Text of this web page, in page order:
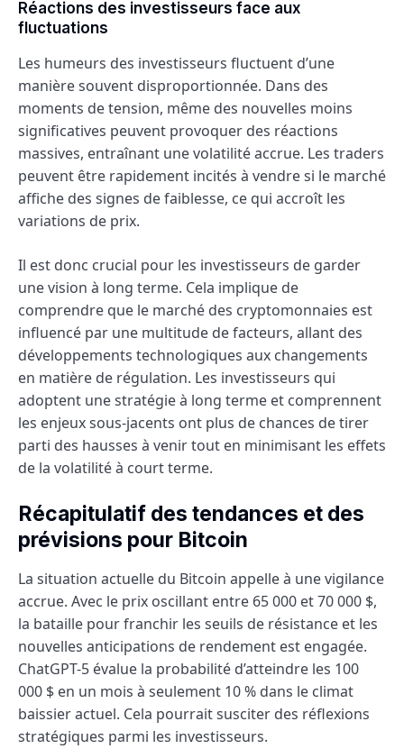
Réactions des investisseurs face aux
fluctuations
Les humeurs des investisseurs fluctuent d’une
manière souvent disproportionnée. Dans des
moments de tension, même des nouvelles moins
significatives peuvent provoquer des réactions
massives, entraînant une volatilité accrue. Les traders
peuvent être rapidement incités à vendre si le marché
affiche des signes de faiblesse, ce qui accroît les
variations de prix.
Il est donc crucial pour les investisseurs de garder
une vision à long terme. Cela implique de
comprendre que le marché des cryptomonnaies est
influencé par une multitude de facteurs, allant des
développements technologiques aux changements
en matière de régulation. Les investisseurs qui
adoptent une stratégie à long terme et comprennent
les enjeux sous-jacents ont plus de chances de tirer
parti des hausses à venir tout en minimisant les effets
de la volatilité à court terme.
Récapitulatif des tendances et des
prévisions pour Bitcoin
La situation actuelle du Bitcoin appelle à une vigilance
accrue. Avec le prix oscillant entre 65 000 et 70 000 $,
la bataille pour franchir les seuils de résistance et les
nouvelles anticipations de rendement est engagée.
ChatGPT-5 évalue la probabilité d’atteindre les 100
000 $ en un mois à seulement 10 % dans le climat
baissier actuel. Cela pourrait susciter des réflexions
stratégiques parmi les investisseurs.